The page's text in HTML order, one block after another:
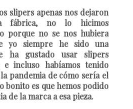
slipers apenas nos dejaron
fábrica, no lo hicimos
porque no se nos hubiera
yo siempre he sido una
ha gustado usar slipers
e incluso habíamos tenido
pandemia de cómo sería el
bonito es que hemos podido
de la marca a esa pieza.